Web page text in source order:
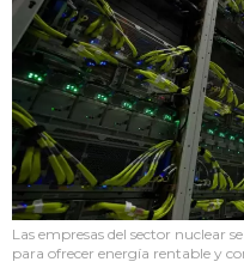
Las empresas del sector nuclear
para ofrecer energía rentable y